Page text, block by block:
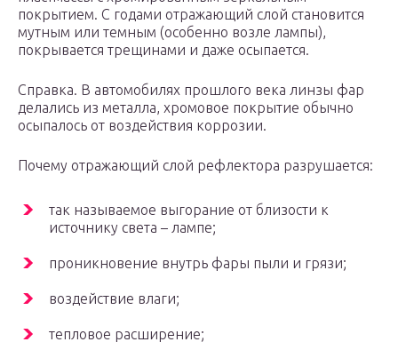
покрытием. С годами отражающий слой становится
мутным или темным (особенно возле лампы),
покрывается трещинами и даже осыпается.
Справка. В автомобилях прошлого века линзы фар
делались из металла, хромовое покрытие обычно
осыпалось от воздействия коррозии.
Почему отражающий слой рефлектора разрушается:
так называемое выгорание от близости к
источнику света – лампе;
проникновение внутрь фары пыли и грязи;
воздействие влаги;
тепловое расширение;